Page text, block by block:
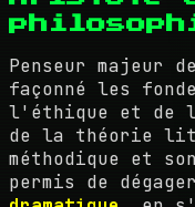
Penseur
façonné les
l'éthique et de
de la théorie
méthodique et
permis de